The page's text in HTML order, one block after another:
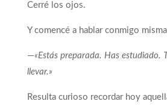
Cerré los ojos.
Y comencé a hablar conmigo
—«Estás preparada. Has estudiado.
llevar.»
Resulta curioso recordar hoy